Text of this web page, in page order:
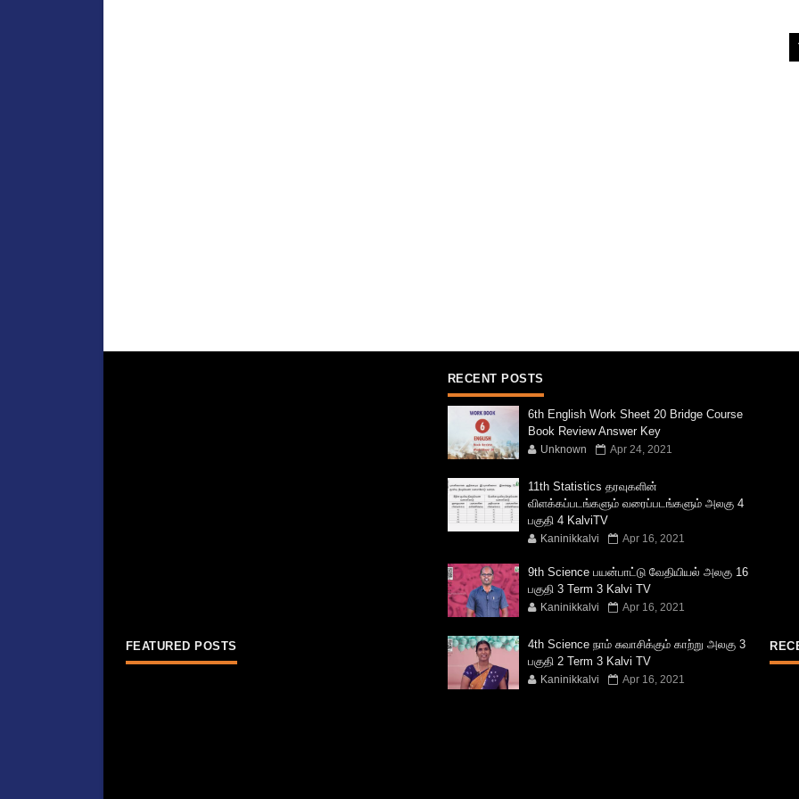
FEATURED POSTS
RECENT POSTS
6th English Work Sheet 20 Bridge Course
Book Review Answer Key
Unknown Apr 24, 2021
11th Statistics தரவுகளின்
விளக்கப்படங்களும் வரைப்படங்களும் அலகு 4
பகுதி 4 KalviTV
Kaninikkalvi Apr 16, 2021
9th Science பயன்பாட்டு வேதியியல் அலகு 16
பகுதி 3 Term 3 Kalvi TV
Kaninikkalvi Apr 16, 2021
4th Science நாம் சுவாசிக்கும் காற்று அலகு 3
பகுதி 2 Term 3 Kalvi TV
Kaninikkalvi Apr 16, 2021